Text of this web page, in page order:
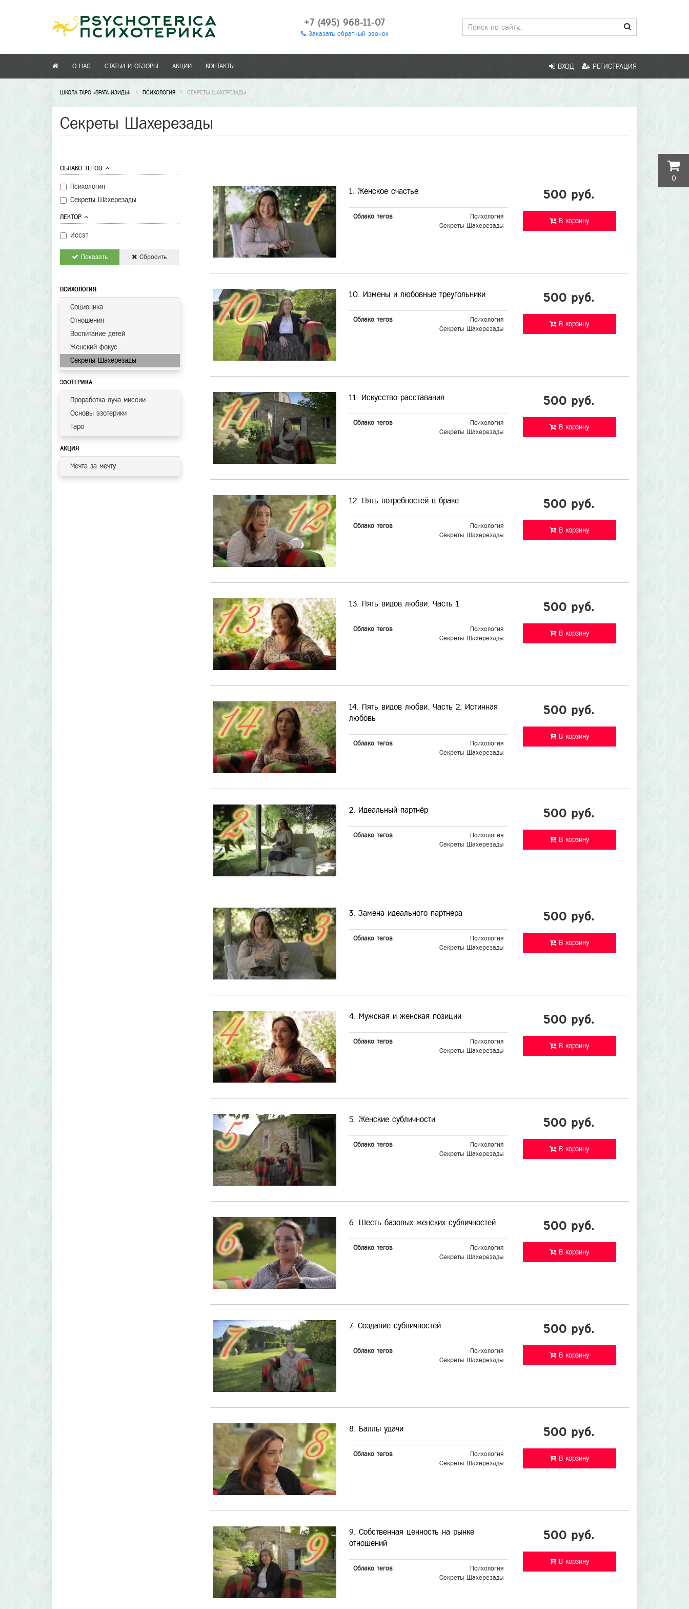
+7 (495) 968-11-07
Заказать обратный звонок
О НАС СТАТЬИ И ОБЗОРЫ АКЦИИ КОНТАКТЫ ВХОД РЕГИСТРАЦИЯ
ШКОЛА ТАРО «ВРАТА ИЗИДЫ» ПСИХОЛОГИЯ СЕКРЕТЫ ШАХЕРЕЗАДЫ
Секреты Шахерезады
ОБЛАКО ТЕГОВ
Психология
Секреты Шахерезады
ЛЕКТОР
Иссэт
Показать Сбросить
ПСИХОЛОГИЯ
Соционика
Отношения
Воспитание детей
Женский фокус
Секреты Шахерезады
ЭЗОТЕРИКА
Проработка луча миссии
Основы эзотерики
Таро
АКЦИЯ
Мечта за мечту
1. Женское счастье
Облако тегов
Психология
Секреты Шахерезады
500 руб.
В корзину
10. Измены и любовные треугольники
Облако тегов
Психология
Секреты Шахерезады
500 руб.
В корзину
11. Искусство расставания
Облако тегов
Психология
Секреты Шахерезады
500 руб.
В корзину
12. Пять потребностей в браке
Облако тегов
Психология
Секреты Шахерезады
500 руб.
В корзину
13. Пять видов любви. Часть 1
Облако тегов
Психология
Секреты Шахерезады
500 руб.
В корзину
14. Пять видов любви. Часть 2. Истинная
любовь
Облако тегов
Психология
Секреты Шахерезады
500 руб.
В корзину
2. Идеальный партнёр
Облако тегов
Психология
Секреты Шахерезады
500 руб.
В корзину
3. Замена идеального партнера
Облако тегов
Психология
Секреты Шахерезады
500 руб.
В корзину
4. Мужская и женская позиции
Облако тегов
Психология
Секреты Шахерезады
500 руб.
В корзину
5. Женские субличности
Облако тегов
Психология
Секреты Шахерезады
500 руб.
В корзину
6. Шесть базовых женских субличностей
Облако тегов
Психология
Секреты Шахерезады
500 руб.
В корзину
7. Создание субличностей
Облако тегов
Психология
Секреты Шахерезады
500 руб.
В корзину
8. Баллы удачи
Облако тегов
Психология
Секреты Шахерезады
500 руб.
В корзину
9. Собственная ценность на рынке
отношений
Облако тегов
Психология
Секреты Шахерезады
500 руб.
В корзину
0